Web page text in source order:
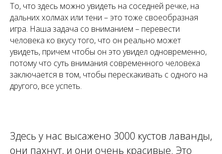
То, что здесь можно увидеть на соседней речке, на
дальних холмах или тени – это тоже своеобразная
игра. Наша задача со вниманием – перевести
человека ко вкусу того, что он реально может
увидеть, причем чтобы он это увидел одновременно,
потому что суть внимания современного человека
заключается в том, чтобы перескакивать с одного на
другого, все успеть.
Здесь у нас высажено 3000 кустов лаванды,
они пахнут, и они очень красивые. Это